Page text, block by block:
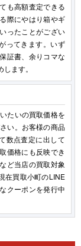
も高額査定できる
際にやはり箱やギ
ったことがござい
ってきます。いず
証書、余りコマな
ます。
たいの買取価格を
い。お客様の商品
数点査定に出して
価格にも反映でき
ど当店の買取対象
在買取小町のLINE
クーポンを発行中